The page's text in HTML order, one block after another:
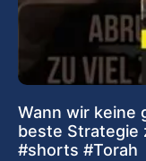
Wann wir keine
beste Strategie
#shorts #Torah